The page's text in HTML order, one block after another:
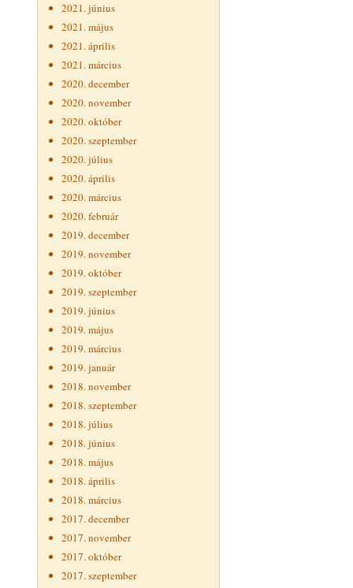
2021. június
2021. május
2021. április
2021. március
2020. december
2020. november
2020. október
2020. szeptember
2020. július
2020. április
2020. március
2020. február
2019. december
2019. november
2019. október
2019. szeptember
2019. június
2019. május
2019. március
2019. január
2018. november
2018. szeptember
2018. július
2018. június
2018. május
2018. április
2018. március
2017. december
2017. november
2017. október
2017. szeptember